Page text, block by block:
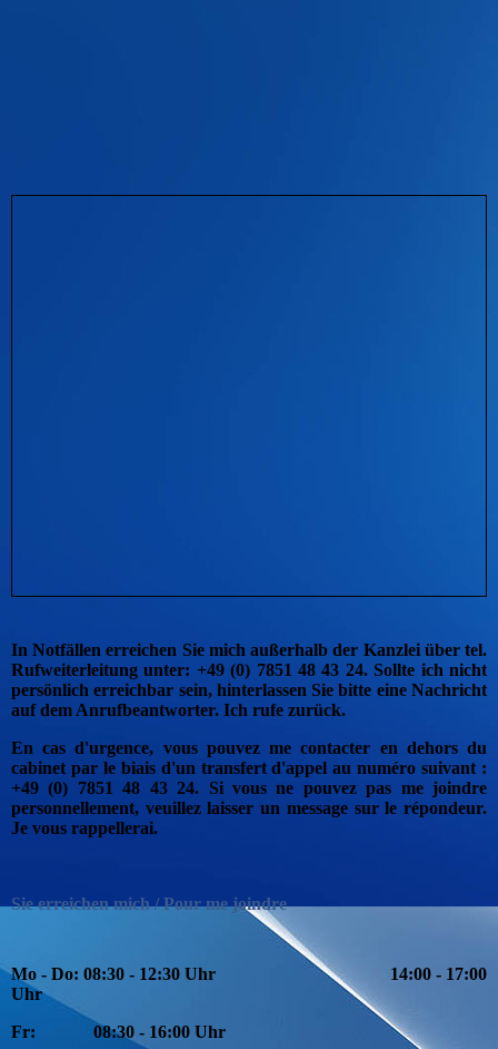
In Notfällen erreichen Sie mich außerhalb der Kanzlei über tel.
Rufweiterleitung unter: +49 (0) 7851 48 43 24. Sollte ich nicht
persönlich erreichbar sein, hinterlassen Sie bitte eine Nachricht
auf dem Anrufbeantworter. Ich rufe zurück.
En cas d'urgence, vous pouvez me contacter en dehors du
cabinet par le biais d'un transfert d'appel au numéro suivant :
+49 (0) 7851 48 43 24. Si vous ne pouvez pas me joindre
personnellement, veuillez laisser un message sur le répondeur.
Je vous rappellerai.
Sie erreichen mich / Pour me joindre
Mo - Do: 08:30 - 12:30 Uhr 14:00 - 17:00
Uhr
Fr: 08:30 - 16:00 Uhr